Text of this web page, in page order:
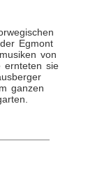
Egmont
von
ernteten sie
ganzen